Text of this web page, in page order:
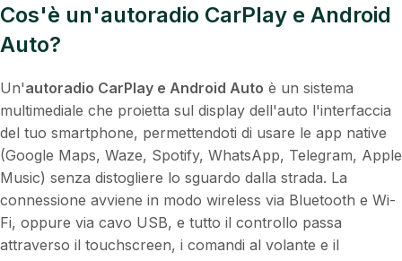
Cos'è un'autoradio CarPlay e Android
Auto?
Un'autoradio CarPlay e Android Auto è un sistema
multimediale che proietta sul display dell'auto l'interfaccia
del tuo smartphone, permettendoti di usare le app native
(Google Maps, Waze, Spotify, WhatsApp, Telegram, Apple
Music) senza distogliere lo sguardo dalla strada. La
connessione avviene in modo wireless via Bluetooth e Wi-
Fi, oppure via cavo USB, e tutto il controllo passa
attraverso il touchscreen, i comandi al volante e il